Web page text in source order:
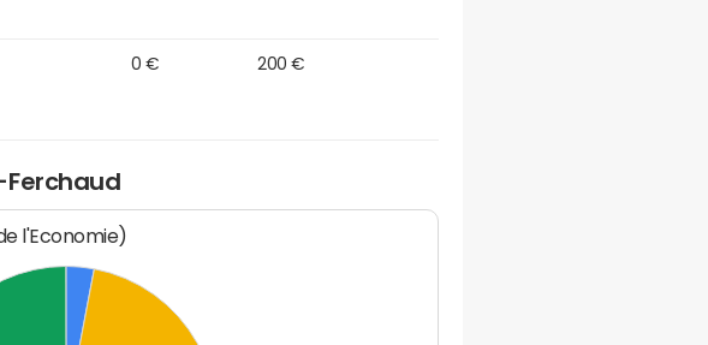
0 € 200 €
l'Economie)